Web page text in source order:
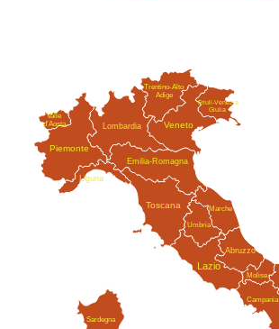
Abruzzo
Valle
d'Aosta
Campania
Emilia-Romagna
Friuli-Venezia
Giulia
Lazio
Liguria
Lombardia
Marche
Molise
Piemonte
Sardegna
Trentino-Alto
Adige
Toscana
Umbria
Veneto